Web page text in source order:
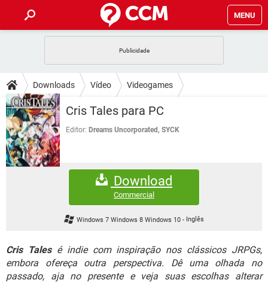
MENU
CELULAR FACEBOOK
OUTLOOK EXCEL
INSTAGRAM GMAIL
GUIA DE COMPRAS
DICAS
JOGOS WHATSAPP
CELULAR
OUTLOOK
INSTAGRAM
DOWNLOADS
JOGOS WHATSAPP
CELULAR
EXCEL
GMAIL
FÓRUM
JOGOS
FACEBOOK
EXCEL
GMAIL
GLOSSÁRIO
WHATSAPP
INSTAGRAM GMAIL
GUIA DE COMPRAS
Downloads Vídeo Videogames
Cris Tales para PC
Editor: Dreams Uncorporated, SYCK
Download
Commercial
Windows 7 Windows 8 Windows 10 - Inglês
Cris Talesé indie com inspiração nos clássicos JRPGs,
embora ofereça outra perspectiva. Dê uma olhada no
passado, aja no presente e veja suas escolhas alterar